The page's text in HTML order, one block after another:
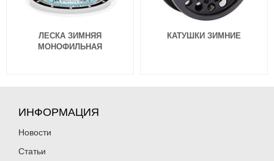
ЛЕСКА ЗИМНЯЯ
МОНОФИЛЬНАЯ
КАТУШКИ ЗИМНИЕ
ИНФОРМАЦИЯ
Новости
Статьи